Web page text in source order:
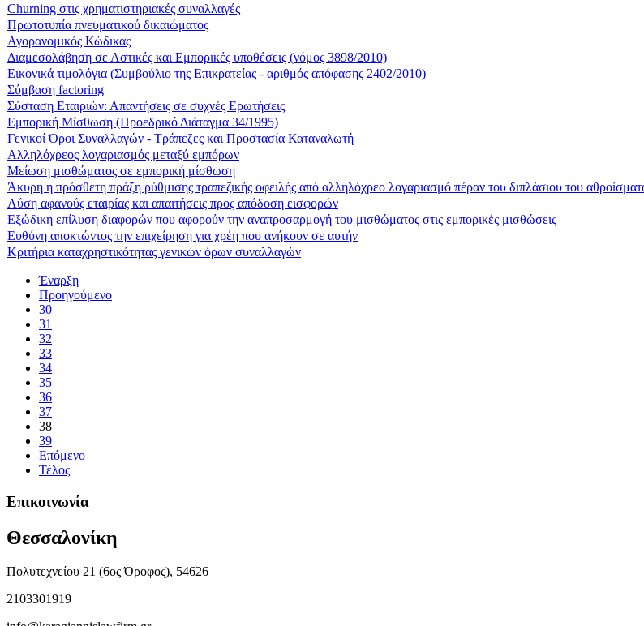
Churning στις χρηματιστηριακές συναλλαγές
Πρωτοτυπία πνευματικού δικαιώματος
Αγορανομικός Κώδικας
Διαμεσολάβηση σε Αστικές και Εμπορικές υποθέσεις (νόμος 3898/2010)
Εικονικά τιμολόγια (Συμβούλιο της Επικρατείας - αριθμός απόφασης 2402/2010)
Σύμβαση factoring
Σύσταση Εταιριών: Απαντήσεις σε συχνές Ερωτήσεις
Εμπορική Μίσθωση (Προεδρικό Διάταγμα 34/1995)
Γενικοί Όροι Συναλλαγών - Τράπεζες και Προστασία Καταναλωτή
Αλληλόχρεος λογαριασμός μεταξύ εμπόρων
Μείωση μισθώματος σε εμπορική μίσθωση
Άκυρη η πρόσθετη πράξη ρύθμισης τραπεζικής οφειλής από αλληλόχρεο λογαριασμό πέραν του διπλάσιου του
Λύση αφανούς εταιρίας και απαιτήσεις προς απόδοση εισφορών
Εξώδικη επίλυση διαφορών που αφορούν την αναπροσαρμογή του μισθώματος στις εμπορικές μισθώσεις
Ευθύνη αποκτώντος την επιχείρηση για χρέη που ανήκουν σε αυτήν
Κριτήρια καταχρηστικότητας γενικών όρων συναλλαγών
Έναρξη
Προηγούμενο
30
31
32
33
34
35
36
37
38
39
Επόμενο
Τέλος
Επικοινωνία
Θεσσαλονίκη
Πολυτεχνείου 21 (6ος Όροφος), 54626
2103301919